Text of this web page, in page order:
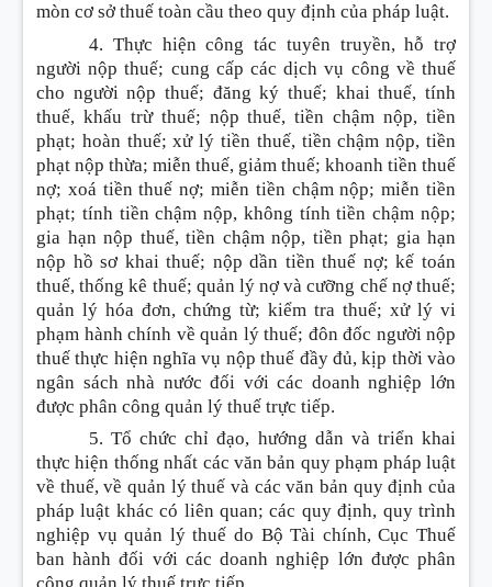
mòn cơ sở thuế toàn cầu theo quy định của pháp luật.
4. Thực hiện công tác tuyên truyền, hỗ trợ
người nộp thuế; cung cấp các dịch vụ công về thuế
cho người nộp thuế; đăng ký thuế; khai thuế, tính
thuế, khấu trừ thuế; nộp thuế, tiền chậm nộp, tiền
phạt; hoàn thuế; xử lý tiền thuế, tiền chậm nộp, tiền
phạt nộp thừa; miễn thuế, giảm thuế; khoanh tiền thuế
nợ; xoá tiền thuế nợ; miễn tiền chậm nộp; miễn tiền
phạt; tính tiền chậm nộp, không tính tiền chậm nộp;
gia hạn nộp thuế, tiền chậm nộp, tiền phạt; gia hạn
nộp hồ sơ khai thuế; nộp dần tiền thuế nợ; kế toán
thuế, thống kê thuế; quản lý nợ và cưỡng chế nợ thuế;
quản lý hóa đơn, chứng từ; kiểm tra thuế; xử lý vi
phạm hành chính về quản lý thuế; đôn đốc người nộp
thuế thực hiện nghĩa vụ nộp thuế đầy đủ, kịp thời vào
ngân sách nhà nước đối với các doanh nghiệp lớn
được phân công quản lý thuế trực tiếp.
5. Tổ chức chỉ đạo, hướng dẫn và triển khai
thực hiện thống nhất các văn bản quy phạm pháp luật
về thuế, về quản lý thuế và các văn bản quy định của
pháp luật khác có liên quan; các quy định, quy trình
nghiệp vụ quản lý thuế do Bộ Tài chính, Cục Thuế
ban hành đối với các doanh nghiệp lớn được phân